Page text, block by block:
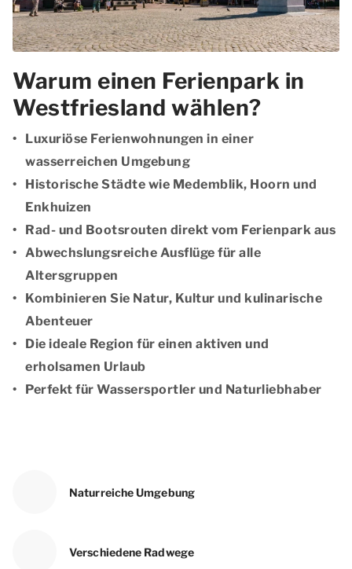
Warum einen Ferienpark in
Westfriesland wählen?
Luxuriöse Ferienwohnungen in einer
wasserreichen Umgebung
Historische Städte wie Medemblik, Hoorn und
Enkhuizen
Rad- und Bootsrouten direkt vom Ferienpark aus
Abwechslungsreiche Ausflüge für alle
Altersgruppen
Kombinieren Sie Natur, Kultur und kulinarische
Abenteuer
Die ideale Region für einen aktiven und
erholsamen Urlaub
Perfekt für Wassersportler und Naturliebhaber
Naturreiche Umgebung
Verschiedene Radwege